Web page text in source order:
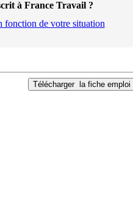
à France Travail ?
fonction de votre situation
Télécharger la fiche emploi